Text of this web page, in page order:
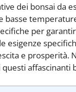
dei bonsai da
basse
per
esigenze
e prosperità.
affascinanti